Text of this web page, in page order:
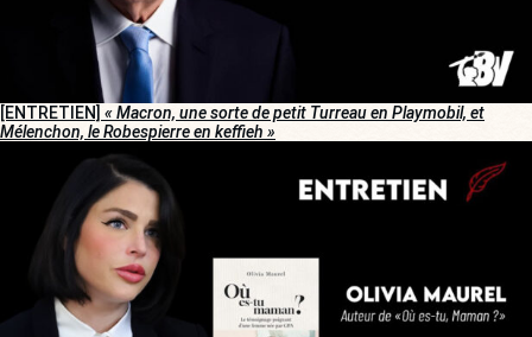
[ENTRETIEN] « Macron, une sorte de petit Turreau en Playmobil, et
Mélenchon, le Robespierre en keffieh »